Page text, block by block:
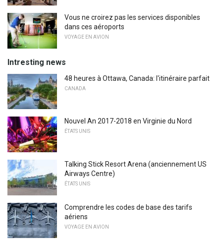
Vous ne croirez pas les services disponibles
dans ces aéroports
VOYAGE EN AVION
Intresting news
48 heures à Ottawa, Canada: l'itinéraire parfait
CANADA
Nouvel An 2017-2018 en Virginie du Nord
ÉTATS UNIS
Talking Stick Resort Arena (anciennement US
Airways Centre)
ÉTATS UNIS
Comprendre les codes de base des tarifs
aériens
VOYAGE EN AVION